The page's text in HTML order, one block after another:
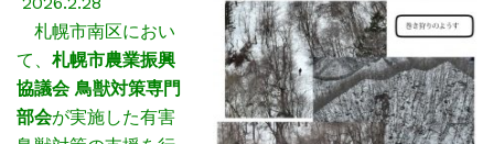
札幌市南区におい
て、 札幌市農業振興
協議会 鳥獣対策専門
部会が実施した有害